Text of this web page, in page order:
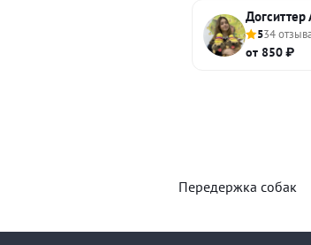
Догситтер
534
от 850 ₽
Передержка собак